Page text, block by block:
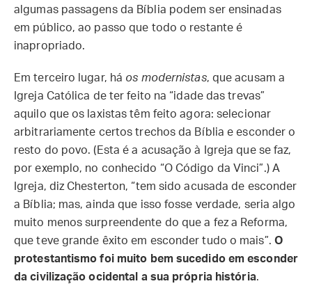
algumas passagens da Bíblia podem ser ensinadas
em público, ao passo que todo o restante é
inapropriado.
Em terceiro lugar, há os modernistas, que acusam a
Igreja Católica de ter feito na “idade das trevas”
aquilo que os laxistas têm feito agora: selecionar
arbitrariamente certos trechos da Bíblia e esconder o
resto do povo. (Esta é a acusação à Igreja que se faz,
por exemplo, no conhecido “O Código da Vinci”.) A
Igreja, diz Chesterton, “tem sido acusada de esconder
a Bíblia; mas, ainda que isso fosse verdade, seria algo
muito menos surpreendente do que a fez a Reforma,
que teve grande êxito em esconder tudo o mais”. O
protestantismo foi muito bem sucedido em esconder
da civilização ocidental a sua própria história.